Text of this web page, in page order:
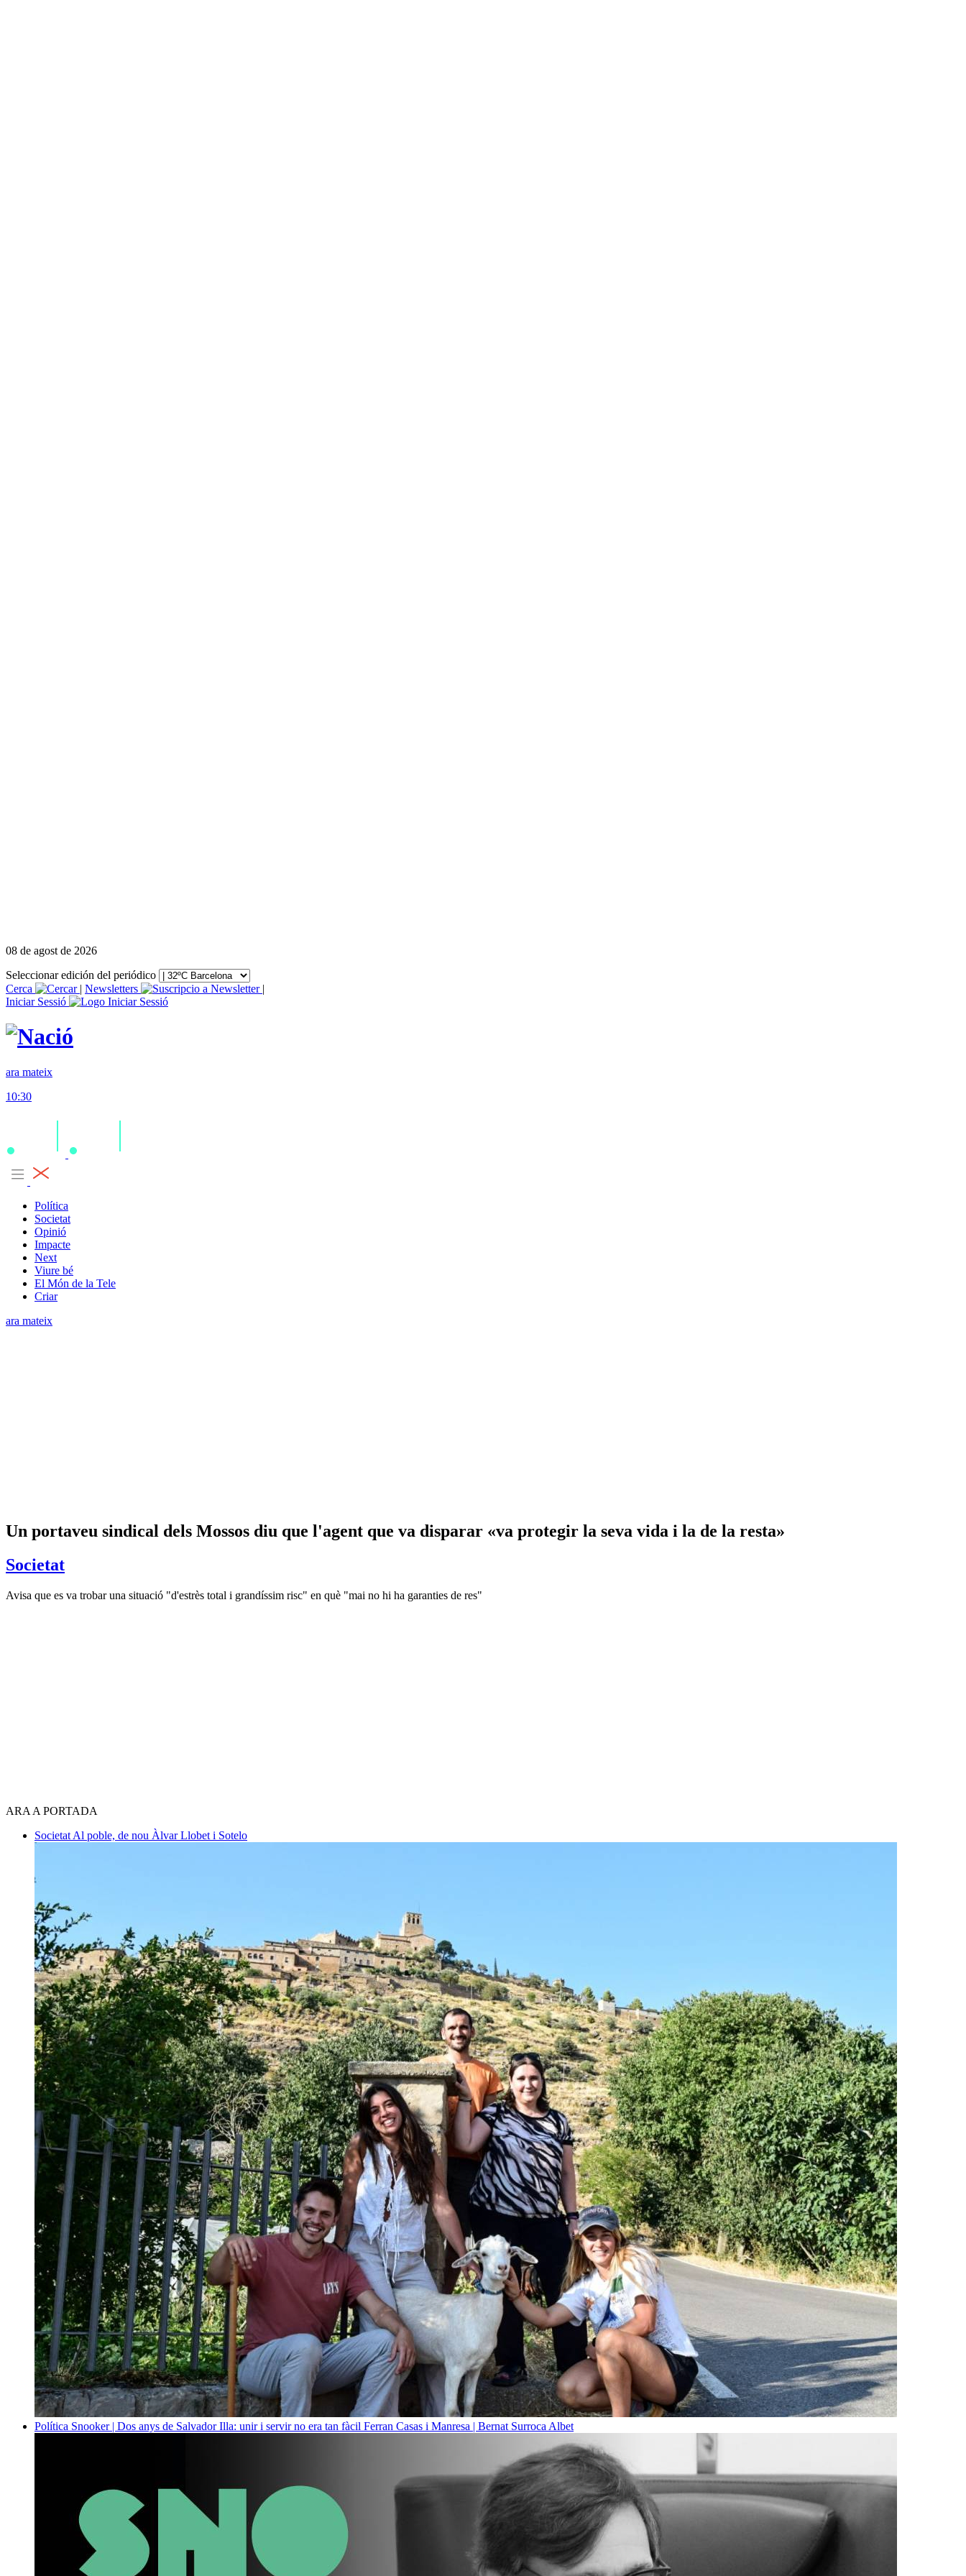
08 de agost de 2026
Seleccionar edición del periódico
Cerca
| Newsletters
|
Iniciar Sessió
ara mateix
10:30
Política
Societat
Opinió
Impacte
Next
Viure bé
El Món de la Tele
Criar
ara mateix
Un portaveu sindical dels Mossos diu que l'agent que va disparar «va protegir la seva vida i la de la resta»
Societat
Avisa que es va trobar una situació "d'estrès total i grandíssim risc" en què "mai no hi ha garanties de res"
ARA A PORTADA
Societat Al poble, de nou Àlvar Llobet i Sotelo
Política Snooker | Dos anys de Salvador Illa: unir i servir no era tan fàcil Ferran Casas i Manresa | Bernat Surroca Albet